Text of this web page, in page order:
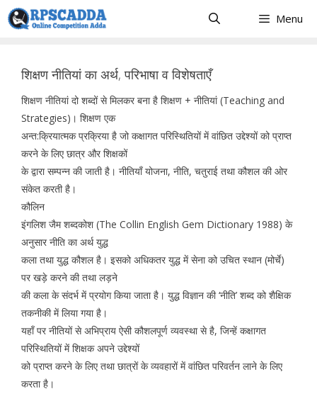
Skip
to
Menu
शिक्षण नीतियां का अर्थ, परिभाषा व विशेषताएँ
शिक्षण नीतियां दो शब्दों से मिलकर बना है शिक्षण + नीतियां (Teaching and
Strategies)। शिक्षण एक
अन्त:क्रियात्मक प्रक्रिया है जो कक्षागत परिस्थितियों में वांछित उद्देश्यों को प्राप्त
करने के लिए छात्र और शिक्षकों
के द्वारा सम्पन्न की जाती है। नीतियाँ योजना, नीति, चतुराई तथा कौशल की ओर
संकेत करती है।
कौलिन
इंगलिश जैम शब्दकोश (The Collin English Gem Dictionary 1988) के
अनुसार नीति का अर्थ युद्ध
कला तथा युद्ध कौशल है। इसको अधिकतर युद्ध में सेना को उचित स्थान (मोर्चे)
पर खड़े करने की तथा लड़ने
की कला के संदर्भ में प्रयोग किया जाता है। युद्ध विज्ञान की ‘नीति’ शब्द को शैक्षिक
तकनीकी में लिया गया है।
यहाँ पर नीतियों से अभिप्राय ऐसी कौशलपूर्ण व्यवस्था से है, जिन्हें कक्षागत
परिस्थितियों में शिक्षक अपने उद्देश्यों
को प्राप्त करने के लिए तथा छात्रों के व्यवहारों में वांछित परिवर्तन लाने के लिए
करता है।